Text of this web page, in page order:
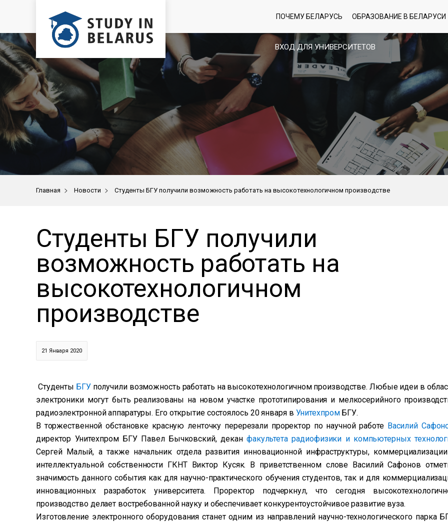
ВХОД ДЛЯ УНИВЕРСИТЕТОВ
ПОЧЕМУ БЕЛАРУСЬ ОБРАЗОВАНИЕ В БЕЛАРУСИ
Главная > Новости > Студенты БГУ получили возможность работать на высокотехнологичном производстве
Студенты БГУ получили
возможность работать на
высокотехнологичном
производстве
21 Января 2020
Студенты БГУполучили возможность работать на высокотехнологичном производстве. Любые идеи в
электроники могут быть реализованы на новом участке прототипирования и мелкосерийного
радиоэлектронной аппаратуры. Его открытие состоялось 20 января в УнитехпромБГУ.
В торжественной обстановке красную ленточку перерезали проректор по научной работе Василий
директор Унитехпром БГУ Павел Бычковский, декан факультета радиофизики и компьютерных
Сергей Малый, а также начальник отдела развития инновационной инфраструктуры,
интеллектуальной собственности ГКНТ Виктор Кусяк. В приветственном слове Василий Сафонов
значимость данного события как для научно-практического обучения студентов, так и для
инновационных разработок университета. Проректор подчеркнул, что сегодня
производство делает востребованной науку и обеспечивает конкурентоустойчивое развитие вуза.
Изготовление электронного оборудования станет одним из направлений научно-технологического парка